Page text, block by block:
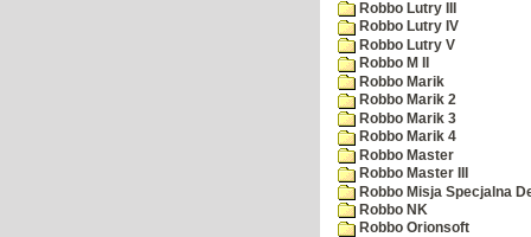
Robbo Lutry III
Robbo Lutry IV
Robbo Lutry V
Robbo M II
Robbo Marik
Robbo Marik 2
Robbo Marik 3
Robbo Marik 4
Robbo Master
Robbo Master III
Robbo Misja Specjalna
Robbo NK
Robbo Orionsoft